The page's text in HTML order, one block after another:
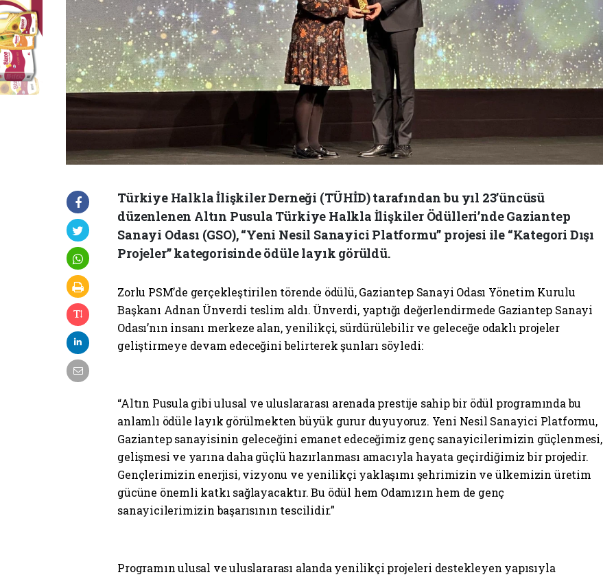
Türkiye Halkla İlişkiler Derneği (TÜHİD) tarafından bu yıl 23’üncüsü
düzenlenen Altın Pusula Türkiye Halkla İlişkiler Ödülleri’nde Gaziantep
Sanayi Odası (GSO), “Yeni Nesil Sanayici Platformu” projesi ile “Kategori Dışı
Projeler” kategorisinde ödüle layık görüldü.
Zorlu PSM’de gerçekleştirilen törende ödülü, Gaziantep Sanayi Odası Yönetim Kurulu
Başkanı Adnan Ünverdi teslim aldı. Ünverdi, yaptığı değerlendirmede Gaziantep Sanayi
Odası’nın insanı merkeze alan, yenilikçi, sürdürülebilir ve geleceğe odaklı projeler
geliştirmeye devam edeceğini belirterek şunları söyledi:
“Altın Pusula gibi ulusal ve uluslararası arenada prestije sahip bir ödül programında bu
anlamlı ödüle layık görülmekten büyük gurur duyuyoruz. Yeni Nesil Sanayici Platformu,
Gaziantep sanayisinin geleceğini emanet edeceğimiz genç sanayicilerimizin güçlenmesi,
gelişmesi ve yarına daha güçlü hazırlanması amacıyla hayata geçirdiğimiz bir projedir.
Gençlerimizin enerjisi, vizyonu ve yenilikçi yaklaşımı şehrimizin ve ülkemizin üretim
gücüne önemli katkı sağlayacaktır. Bu ödül hem Odamızın hem de genç
sanayicilerimizin başarısının tescilidir.”
Programın ulusal ve uluslararası alanda yenilikçi projeleri destekleyen yapısıyla